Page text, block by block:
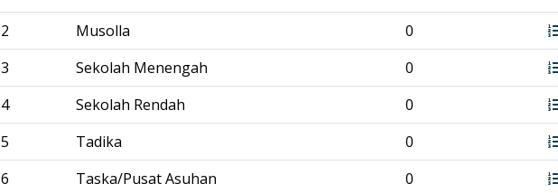
2
Musolla
0
3
Sekolah Menengah
0
4
Sekolah Rendah
0
5
Tadika
0
6
Taska/Pusat Asuhan
0